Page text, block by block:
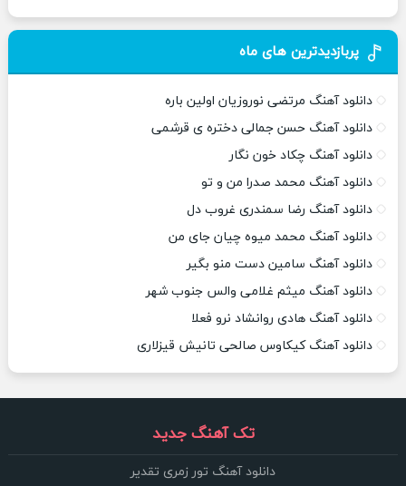
پربازدیدترین های ماه
دانلود آهنگ مرتضی نوروزیان اولین باره
دانلود آهنگ حسن جمالی دختره ی قرشمی
دانلود آهنگ چکاد خون نگار
دانلود آهنگ محمد صدرا من و تو
دانلود آهنگ رضا سمندری غروب دل
دانلود آهنگ محمد میوه چیان جای من
دانلود آهنگ سامین دست منو بگیر
دانلود آهنگ میثم غلامی والس جنوب شهر
دانلود آهنگ هادی روانشاد نرو فعلا
دانلود آهنگ کیکاوس صالحی تانیش قیزلاری
تک آهنگ جدید
دانلود آهنگ تور زمری تقدیر